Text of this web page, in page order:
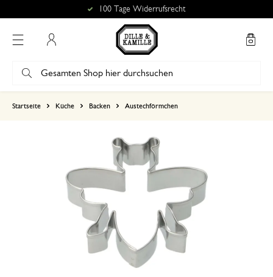
100 Tage Widerrufsrecht
Startseite Küche Backen Austechförmchen